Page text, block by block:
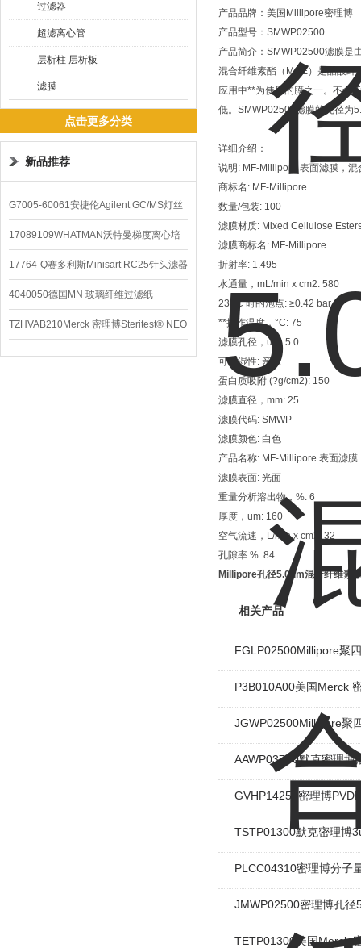
过滤器
超滤离心管
层析柱 层析板
滤膜
点击更多分类
新品推荐
G7005-60061安捷伦Agilent GC/MS灯丝
配件
17089109WHATMAN沃特曼梯度离心培
养基
17764-Q赛多利斯Minisart RC25针头滤器
4040050德国MN 玻璃纤维过滤纸
TZHVAB210Merck 密理博Steritest® NEO
设备
产品品牌：美国Millipore密理博
产品型号：SMWP02500
产品简介：SMWP02500滤膜是
混合纤维素酯（MCE）是醋酸
应用中**为使用的膜之一。不含
低。SMWP02500滤膜的孔径为
详细介绍：
说明: MF-Millipore 表面滤膜，
商标名: MF-Millipore
数量/包装: 100
滤膜材质: Mixed Cellulose
滤膜商标名: MF-Millipore
折射率: 1.495
水通量，mL/min x cm2: 580
23 °C 时的泡点: ≥0.42 bar
**操作温度，°C: 75
滤膜孔径，um: 5.0
可润湿性: 亲水
蛋白质吸附 (?g/cm2): 150
滤膜直径，mm: 25
滤膜代码: SMWP
滤膜颜色: 白色
产品名称: MF-Millipore 表面滤膜
滤膜表面: 光面
重量分析溶出物，%: 6
厚度，um: 160
空气流速，L/min x cm2: 32
孔隙率 %: 84
Millipore孔径5.0um混合纤维素
相关产品
FGLP02500Millipore聚
P3B010A00美国Merck
JGWP02500Millipore聚
AAWP037P0默克密理博
GVHP14250密理博
TSTP01300默克密理博
PLCC04310密理博分子
JMWP02500密理博孔径
TETP01300美国Merck